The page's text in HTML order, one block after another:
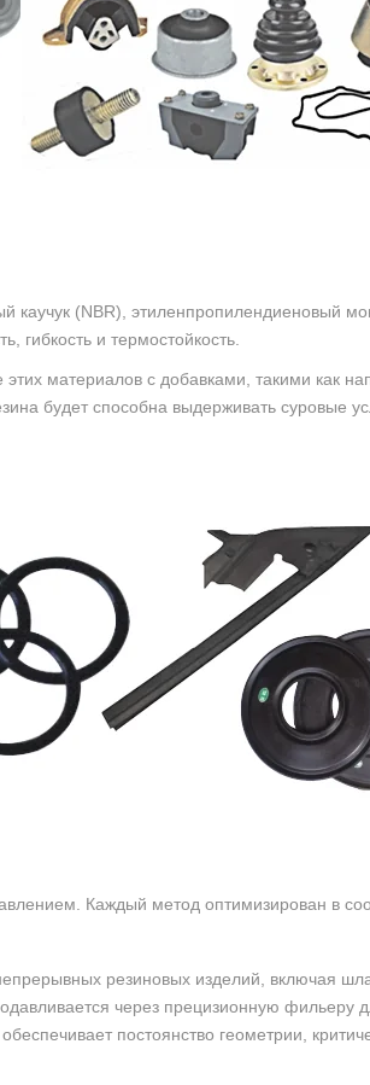
каучук (NBR), этиленпропилендиеновый
гибкость и термостойкость.
материалов с добавками, такими как
будет способна выдерживать суровые
Каждый метод оптимизирован в
резиновых изделий, включая
через прецизионную
постоянство геометрии,